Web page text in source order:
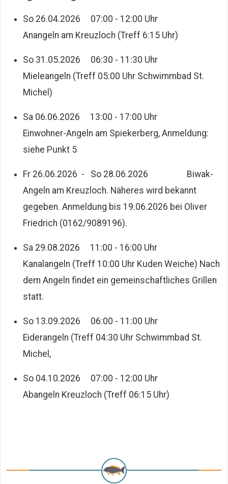
So 26.04.2026 07:00 - 12:00 Uhr
Anangeln am Kreuzloch (Treff 6:15 Uhr)
So 31.05.2026 06:30 - 11:30 Uhr
Mieleangeln (Treff 05:00 Uhr Schwimmbad St.
Michel)
Sa 06.06.2026 13:00 - 17:00 Uhr
Einwohner-Angeln am Spiekerberg, Anmeldung:
siehe Punkt 5
Fr 26.06.2026 - So 28.06.2026 Biwak-
Angeln am Kreuzloch. Näheres wird bekannt
gegeben. Anmeldung bis 19.06.2026 bei Oliver
Friedrich (0162/9089196).
Sa 29.08.2026 11:00 - 16:00 Uhr
Kanalangeln (Treff 10:00 Uhr Kuden Weiche) Nach
dem Angeln findet ein gemeinschaftliches Grillen
statt.
So 13.09.2026 06:00 - 11:00 Uhr
Eiderangeln (Treff 04:30 Uhr Schwimmbad St.
Michel,
So 04.10.2026 07:00 - 12:00 Uhr
Abangeln Kreuzloch (Treff 06:15 Uhr)